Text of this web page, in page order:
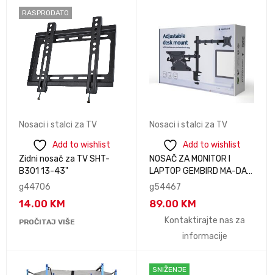
RASPRODATO
Nosaci i stalci za TV
Add to wishlist
Zidni nosač za TV SHT-
B301 13-43"
g44706
14.00 KM
PROČITAJ VIŠE
Nosaci i stalci za TV
Add to wishlist
NOSAČ ZA MONITOR I
LAPTOP GEMBIRD MA-DA-
03, montaža na stol,
notebooks up to 15.6"
g54467
89.00 KM
Kontaktirajte nas za
informacije
SNIŽENJE